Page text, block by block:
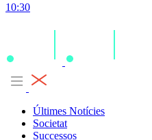
10:30
Últimes Notícies
Societat
Successos